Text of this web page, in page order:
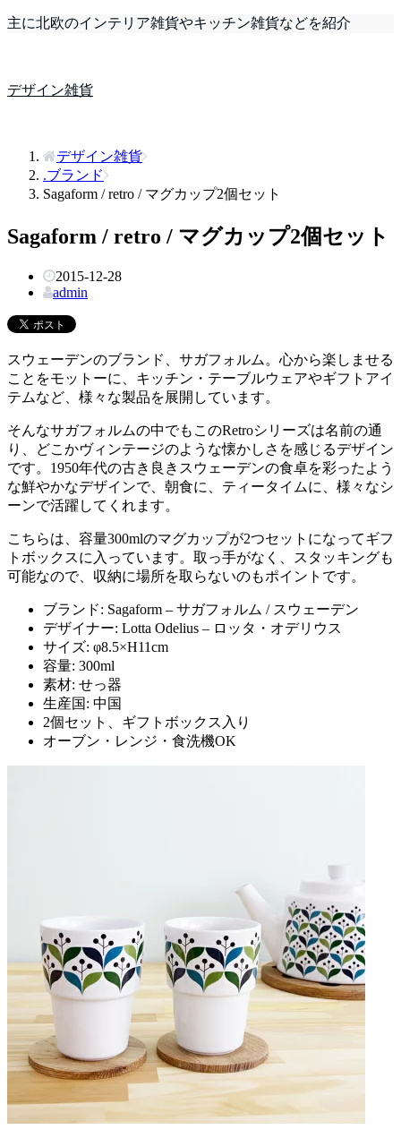
主に北欧のインテリア雑貨やキッチン雑貨などを紹介
デザイン雑貨
デザイン雑貨
.ブランド
Sagaform / retro / マグカップ2個セット
Sagaform / retro / マグカップ2個セット
2015-12-28
admin
スウェーデンのブランド、サガフォルム。心から楽しませる
ことをモットーに、キッチン・テーブルウェアやギフトアイ
テムなど、様々な製品を展開しています。
そんなサガフォルムの中でもこのRetroシリーズは名前の通
り、どこかヴィンテージのような懐かしさを感じるデザイン
です。1950年代の古き良きスウェーデンの食卓を彩ったよう
な鮮やかなデザインで、朝食に、ティータイムに、様々なシ
ーンで活躍してくれます。
こちらは、容量300mlのマグカップが2つセットになってギフ
トボックスに入っています。取っ手がなく、スタッキングも
可能なので、収納に場所を取らないのもポイントです。
ブランド: Sagaform – サガフォルム / スウェーデン
デザイナー: Lotta Odelius – ロッタ・オデリウス
サイズ: φ8.5×H11cm
容量: 300ml
素材: せっ器
生産国: 中国
2個セット、ギフトボックス入り
オーブン・レンジ・食洗機OK